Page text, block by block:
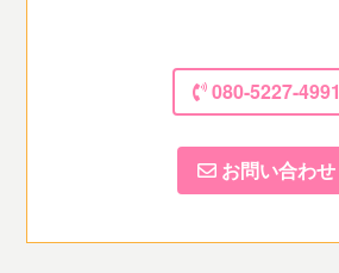
080-5227-4991
お問い合わせ